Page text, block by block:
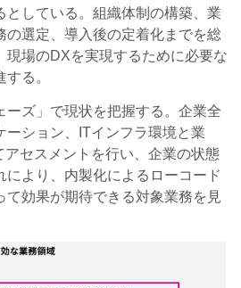
としている。組織体制の構築、業
の選定、導入後の定着化までを総
現場のDXを実現するために必要な
る。
ズ」で現状を把握する。企業全
ーション、ITインフラ環境と業
セスメントを行い、企業の状態
により、内製化によるローコード
て効果が期待できる対象業務を見